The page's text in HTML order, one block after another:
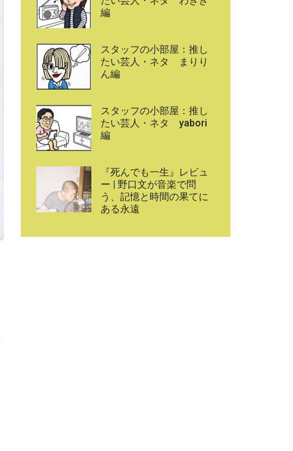
編
スタッフの小部屋：推し
たい芸人・ネタ まりり
ん編
スタッフの小部屋：推し
たい芸人・ネタ yabori
編
『死んでも一生』レビュ
ー | 野口文が音楽で問
う、記憶と時間の果てに
ある永遠